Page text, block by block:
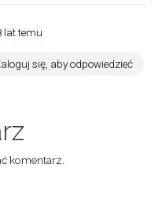
lat temu
się, aby odpowiedzieć
komentarz.